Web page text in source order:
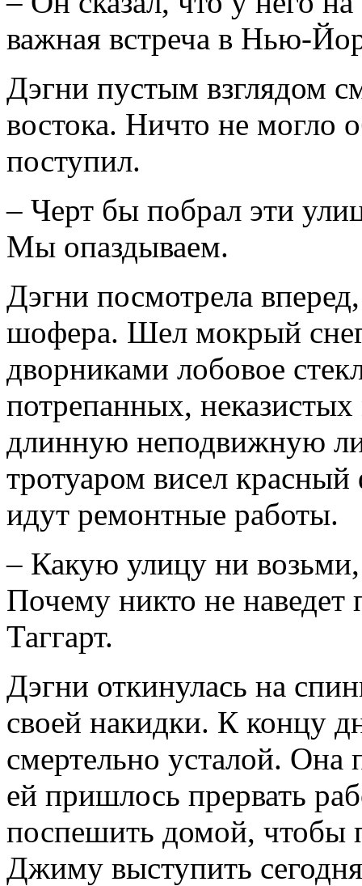
важная встреча в Нью-
Дэгни пустым взглядом
востока. Ничто не могло
поступил.
– Черт бы побрал эти
Мы опаздываем.
Дэгни посмотрела
шофера. Шел мокрый
дворниками лобовое
потрепанных,
длинную неподвижную
тротуаром висел
идут ремонтные работы.
– Какую улицу ни возьми,
Почему никто не наведет
Таггарт.
Дэгни откинулась на
своей накидки. К концу
смертельно усталой.
ей пришлось прервать
поспешить домой, чтобы
Джиму выступить